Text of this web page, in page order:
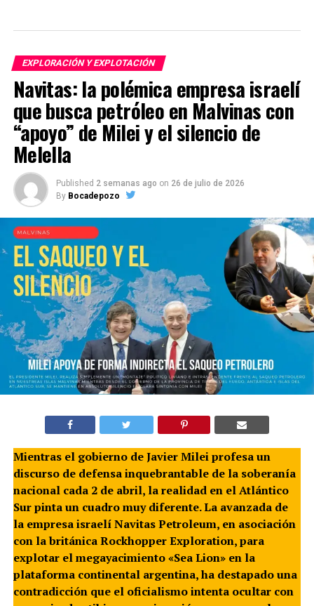
EXPLORACIÓN Y EXPLOTACIÓN
Navitas: la polémica empresa israelí
que busca petróleo en Malvinas con
“apoyo” de Milei y el silencio de
Melella
Published 2 semanas ago on 26 de julio de 2026
By Bocadepozo
Mientras el gobierno de Javier Milei profesa un
discurso de defensa inquebrantable de la soberanía
nacional cada 2 de abril, la realidad en el Atlántico
Sur pinta un cuadro muy diferente. La avanzada de
la empresa israelí Navitas Petroleum, en asociación
con la británica Rockhopper Exploration, para
explotar el megayacimiento «Sea Lion» en la
plataforma continental argentina, ha destapado una
contradicción que el oficialismo intenta ocultar con